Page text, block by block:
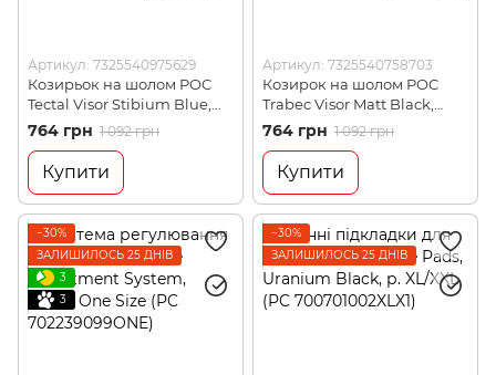
Артикул: 7325540975629
Козирьок на шолом POC
Tectal Visor Stibium Blue,
р.S (PC 702261549SML1)
764 грн 1 092 грн
Купити
Артикул: 7325540758703
Козирок на шолом POC
Trabec Visor Matt Black,
р.XS / S (PC 700681023XSS1)
764 грн 1 092 грн
Купити
−30%
ЗАЛИШИЛОСЬ 25 ДНІВ
3
3
−30%
ЗАЛИШИЛОСЬ 25 ДНІВ